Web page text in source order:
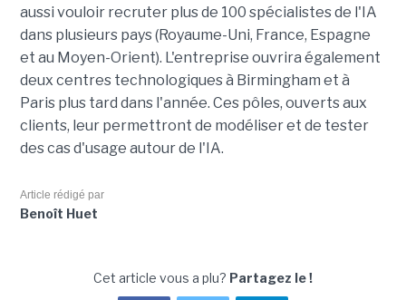
aussi vouloir recruter plus de 100 spécialistes de l'IA
dans plusieurs pays (Royaume-Uni, France, Espagne
et au Moyen-Orient). L'entreprise ouvrira également
deux centres technologiques à Birmingham et à
Paris plus tard dans l'année. Ces pôles, ouverts aux
clients, leur permettront de modéliser et de tester
des cas d'usage autour de l'IA.
Article rédigé par
Benoît Huet
Cet article vous a plu? Partagez le !